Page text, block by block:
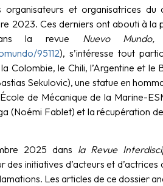
et organisatrices du
2023. Ces derniers ont abouti à la
la revue Nuevo Mundo,
95112), s’intéresse tout
Colombie, le Chili, l’Argentine et le
Sekulovic), une statue en
de Mécanique de la Marine-
(Noémi Fablet) et la récupération
2025 dans la Revue
des initiatives d’acteurs et
Les articles de ce dossier